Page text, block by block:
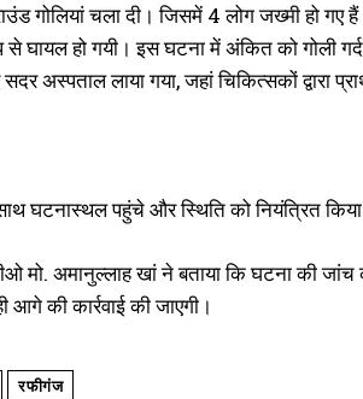
गोलियां चला दी। जिसमें 4 लोग जख्मी हो गए
घायल हो गयी। इस घटना में अंकित को गोली
अस्पताल लाया गया, जहां चिकित्सकों द्वारा
घटनास्थल पहुंचे और स्थिति को नियंत्रित
मो. अमानुल्लाह खां ने बताया कि घटना की जांच
की कार्रवाई की जाएगी।
रफीगंज